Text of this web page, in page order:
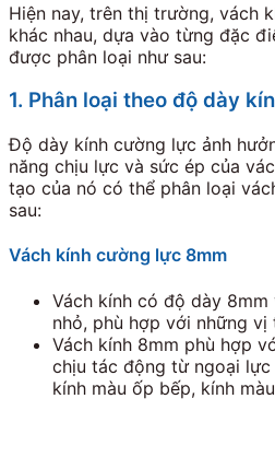
Hiện nay, trên thị trường, vách
khác nhau, dựa vào từng đặc
được phân loại như sau:
1. Phân loại theo độ dày
Độ dày kính cường lực ảnh
năng chịu lực và sức ép của
tạo của nó có thể phân loại
sau:
Vách kính cường lực 8mm
Vách kính có độ dày
nhỏ, phù hợp với những
Vách kính 8mm phù hợp
chịu tác động từ ngoại lực
kính màu ốp bếp, kính